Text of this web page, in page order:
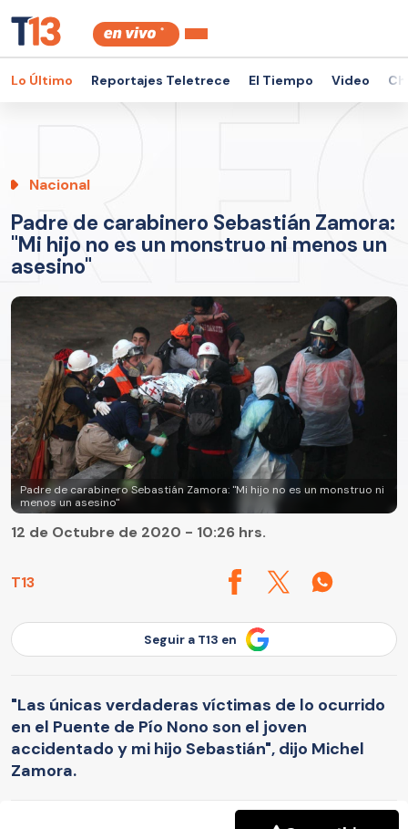
Lo Último Reportajes Teletrece El Tiempo Video
Nacional
Padre de carabinero Sebastián Zamora:
"Mi hijo no es un monstruo ni menos un
asesino"
Padre de carabinero Sebastián Zamora: "Mi hijo no es un monstruo ni
menos un asesino"
T13
12 de Octubre de 2020 - 10:26 hrs.
Seguir a T13 en
"Las únicas verdaderas víctimas de lo ocurrido
en el Puente de Pío Nono son el joven
accidentado y mi hijo Sebastián", dijo Michel
Zamora.